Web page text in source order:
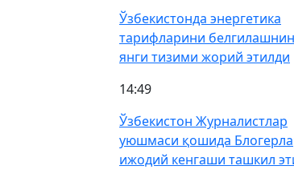
Ўзбекистонда энергетика
тарифларини
янги тизими жорий этилди
14:49
Ўзбекистон Журналистлар
уюшмаси қошида
ижодий кенгаши ташкил